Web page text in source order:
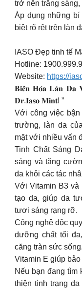
trở nên trắng
Áp dụng những
biệt rõ rệt trên làn
IASO Đẹp tinh tế
Hotline:
Website: https://
𝐁𝐢𝐞̂́𝐧 𝐇𝐨́𝐚 𝐋𝐚̀𝐧 𝐃𝐚
𝐃𝐫.𝐈𝐚𝐬𝐨 𝐌𝐢𝐧𝐭! ”
Với công việc
trường, làn da
mặt với nhiều vấn
Tinh Chất Sáng
sáng và tăng
da khỏi các tác
Với Vitamin B3 và
tạo da, giúp da
tươi sáng rạng rỡ.
Công nghệ độc
dưỡng chất tối
căng tràn sức sống.
Vitamin E giúp
Nếu bạn đang tìm
thiện tình trạng